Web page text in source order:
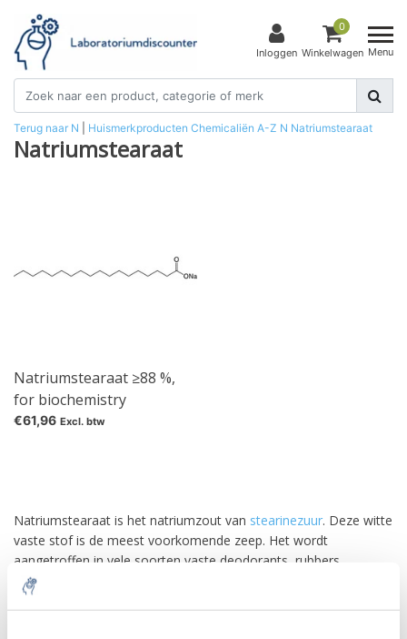
Inloggen
0
Winkelwagen Menu
Terug naar N Huismerkproducten Chemicaliën A-Z N Natriumstearaat
Natriumstearaat
Natriumstearaat ≥88 %,
for biochemistry
€61,96 Excl. btw
Natriumstearaat is het natriumzout van stearinezuur. Deze witte
vaste stof is de meest voorkomende zeep. Het wordt
aangetroffen in vele soorten vaste deodorants, rubbers,
latexverven en inkten. Het is ook een onderdeel van sommige
levensmiddelenadditieven en smaakstoffen.